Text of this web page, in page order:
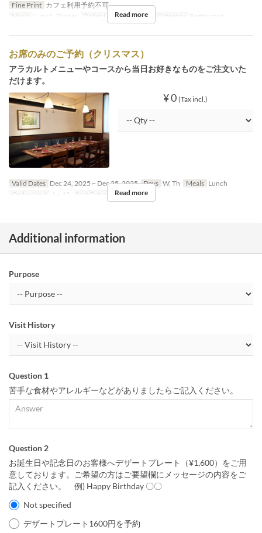
Fine Print カフェ利用予約不可
Meals
Lunch, Dinner Order Limit 1 ~ 8 Seat Category Restaurant
Read more
お席のみのご予約（クリスマス）
アラカルトメニューやコースから当日お好きなものをご注文いた
だけます。
¥ 0 (Tax incl.)
Valid Dates Dec 24, 2025 ~ Dec 25, 2025 Days W, Th Meals Lunch
Order Limit
1 ~ 10 Seat Category Restaurant
Read more
Additional information
Purpose
Visit History
Question 1
苦手な食材やアレルギーなどがありましたらご記入ください。
Question 2
お誕生日や記念日のお客様へデザートプレート（¥1,600）をご用
意しております。ご希望の方はご要望欄にメッセージの内容をご
記入ください。 例) Happy Birthday 〇〇
Not specified
デザートプレート1600円を予約